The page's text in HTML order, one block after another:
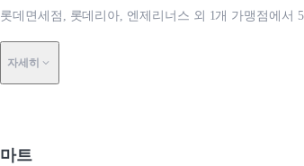
롯데면세점, 롯데리아, 엔제리너스 외 1개 가맹점에서
자세히
마트